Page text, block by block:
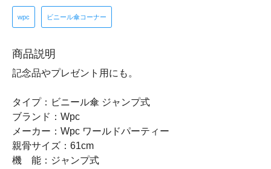
wpc ビニール傘コーナー
商品説明
記念品やプレゼント用にも。
タイプ：ビニール傘 ジャンプ式
ブランド：Wpc
メーカー：Wpc ワールドパーティー
親骨サイズ：61cm
機 能：ジャンプ式